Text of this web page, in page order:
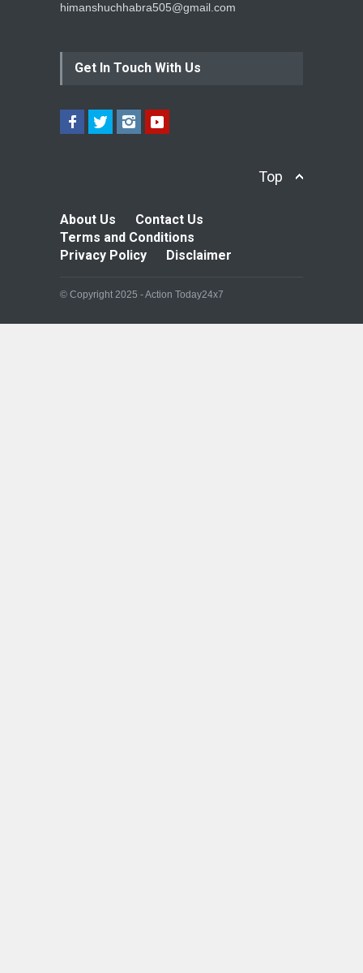
himanshuchhabra505@gmail.com
Get In Touch With Us
Top
About Us
Contact Us
Terms and Conditions
Privacy Policy
Disclaimer
© Copyright 2025 - Action Today24x7